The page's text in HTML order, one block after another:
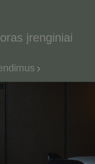
įrenginiai